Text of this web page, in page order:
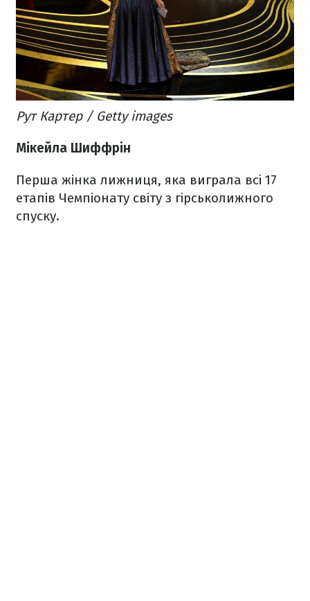
Рут Картер / Getty images
Мікейла Шиффрін
Перша жінка лижниця, яка виграла всі 17
етапів Чемпіонату світу з гірськолижного
спуску.